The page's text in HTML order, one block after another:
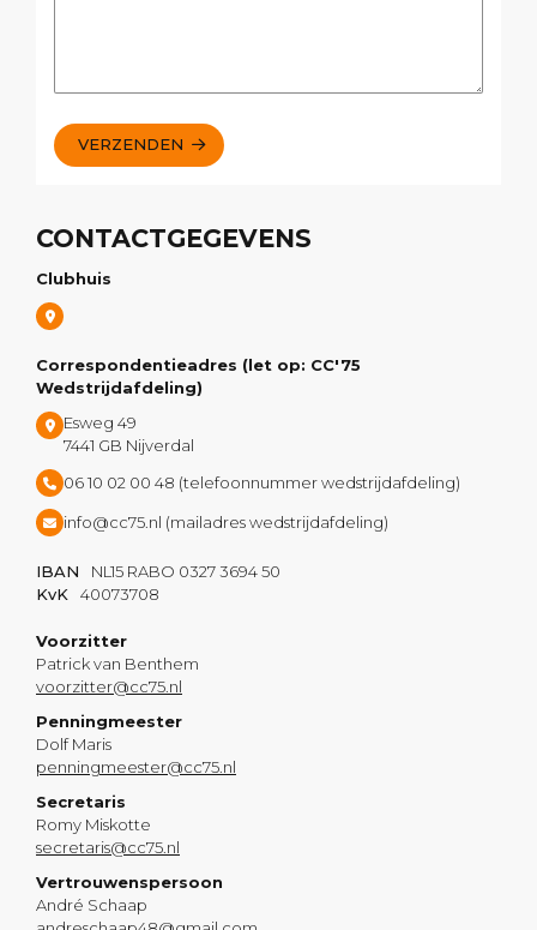
VERZENDEN
CONTACTGEGEVENS
Clubhuis
Correspondentieadres (let op: CC'75
Wedstrijdafdeling)
Esweg 49
7441 GB Nijverdal
06 10 02 00 48 (telefoonnummer wedstrijdafdeling)
info@cc75.nl (mailadres wedstrijdafdeling)
IBAN
NL15 RABO 0327 3694 50
KvK
40073708
Voorzitter
Patrick van Benthem
voorzitter@cc75.nl
Penningmeester
Dolf Maris
penningmeester@cc75.nl
Secretaris
Romy Miskotte
secretaris@cc75.nl
Vertrouwenspersoon
André Schaap